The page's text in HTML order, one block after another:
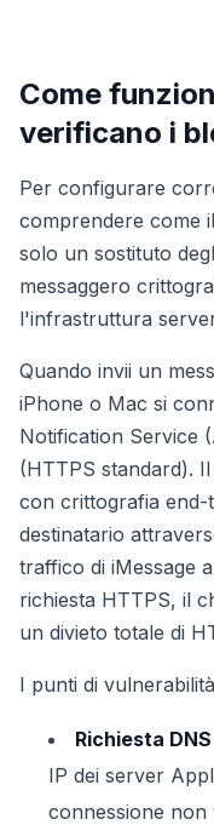
Come
verificano i
Per configurare
comprendere come
solo un sostituto
messaggero
l'infrastruttura
Quando invii un
iPhone o Mac si
Notification Service
(HTTPS standard).
con crittografia
destinatario
traffico di iMessage
richiesta HTTPS, il
un divieto totale di
I punti di
Richiesta DNS
IP dei server
connessione non